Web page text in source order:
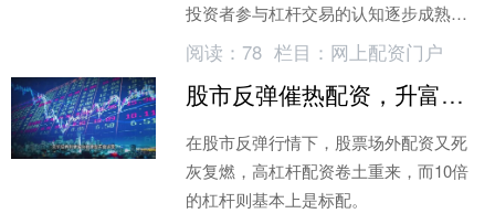
投资者参与杠杆交易的认知逐步成熟。
以往股民挑选股票配资平台，大多只关
注杠杆倍数、开户门槛以及平台营销福
利
阅读： 78 栏目： 网上配资门户
股市反弹催热配资，升富配资10倍杠杆怎么选？
在股市反弹行情下，股票场外配资又死
灰复燃，高杠杆配资卷土重来，而10倍
的杠杆则基本上是标配。